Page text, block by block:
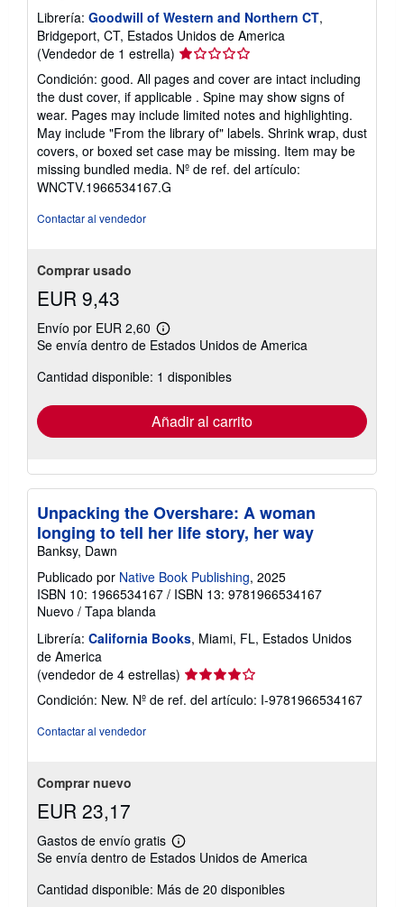
Librería: Goodwill of Western and Northern CT,
Bridgeport, CT, Estados Unidos de America
(Vendedor de 1 estrella) Calificación
vendedor:
1
de
5
estrellas
Condición: good. All pages and cover are intact including
the dust cover, if applicable . Spine may show signs of
wear. Pages may include limited notes and highlighting.
May include "From the library of" labels. Shrink wrap, dust
covers, or boxed set case may be missing. Item may be
missing bundled media. Nº de ref. del artículo:
WNCTV.1966534167.G
Contactar al vendedor
Comprar usado
EUR 9,43
Envío por EUR 2,60
Más
información
las
tarifas
envío
Se envía dentro de Estados Unidos de America
Cantidad disponible: 1 disponibles
Añadir al carrito
Unpacking the Overshare: A woman
longing to tell her life story, her way
Banksy, Dawn
Publicado por Native Book Publishing, 2025
ISBN 10: 1966534167 / ISBN 13: 9781966534167
Nuevo / Tapa blanda
Librería: California Books, Miami, FL, Estados Unidos
de America
(vendedor de 4 estrellas) Calificación
del
vendedor:
Condición: New. Nº de ref. del artículo: I-9781966534167
Contactar al vendedor
Comprar nuevo
EUR 23,17
Gastos de envío gratis
Más
información
las
Se envía dentro de Estados Unidos de America
Cantidad disponible: Más de 20 disponibles